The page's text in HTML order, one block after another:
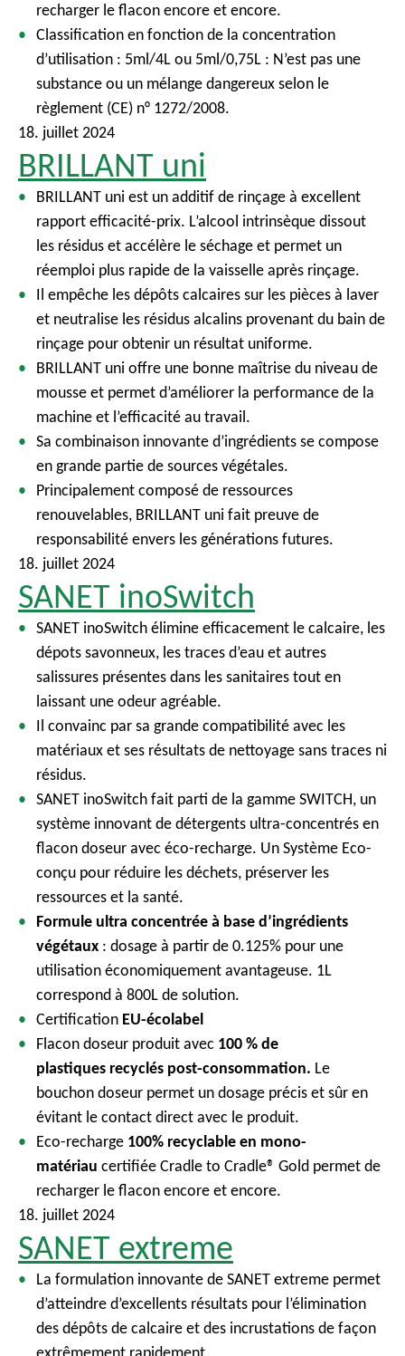
recharger le flacon encore et encore.
Classification en fonction de la concentration
d’utilisation : 5ml/4L ou 5ml/0,75L : N’est pas une
substance ou un mélange dangereux selon le
règlement (CE) n° 1272/2008.
18. juillet 2024
BRILLANT uni
BRILLANT uni est un additif de rinçage à excellent
rapport efficacité-prix. L’alcool intrinsèque dissout
les résidus et accélère le séchage et permet un
réemploi plus rapide de la vaisselle après rinçage.
Il empêche les dépôts calcaires sur les pièces à laver
et neutralise les résidus alcalins provenant du bain de
rinçage pour obtenir un résultat uniforme.
BRILLANT uni offre une bonne maîtrise du niveau de
mousse et permet d’améliorer la performance de la
machine et l’efficacité au travail.
Sa combinaison innovante d’ingrédients se compose
en grande partie de sources végétales.
Principalement composé de ressources
renouvelables, BRILLANT uni fait preuve de
responsabilité envers les générations futures.
18. juillet 2024
SANET inoSwitch
SANET inoSwitch élimine efficacement le calcaire, les
dépots savonneux, les traces d’eau et autres
salissures présentes dans les sanitaires tout en
laissant une odeur agréable.
Il convainc par sa grande compatibilité avec les
matériaux et ses résultats de nettoyage sans traces ni
résidus.
SANET inoSwitch fait parti de la gamme SWITCH, un
système innovant de détergents ultra-concentrés en
flacon doseur avec éco-recharge. Un Système Eco-
conçu pour réduire les déchets, préserver les
ressources et la santé.
Formule ultra concentrée à base d’ingrédients
végétaux : dosage à partir de 0.125% pour une
utilisation économiquement avantageuse. 1L
correspond à 800L de solution.
Certification EU-écolabel
Flacon doseur produit avec 100 % de
plastiques recyclés post-consommation. Le
bouchon doseur permet un dosage précis et sûr en
évitant le contact direct avec le produit.
Eco-recharge 100% recyclable en mono-
matériau certifiée Cradle to Cradle® Gold permet de
recharger le flacon encore et encore.
18. juillet 2024
SANET extreme
La formulation innovante de SANET extreme permet
d’atteindre d’excellents résultats pour l’élimination
des dépôts de calcaire et des incrustations de façon